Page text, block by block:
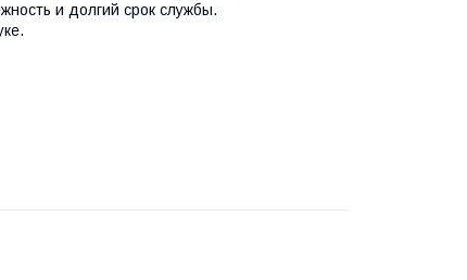
и долгий срок службы.